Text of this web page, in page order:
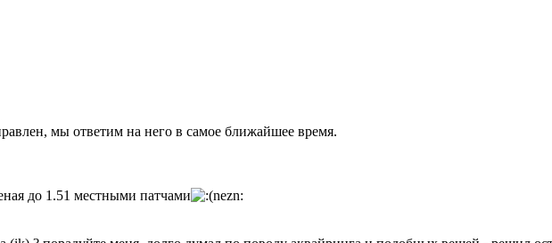
мы ответим на него в самое ближайшее время.
до 1.51 местными патчами nezn: